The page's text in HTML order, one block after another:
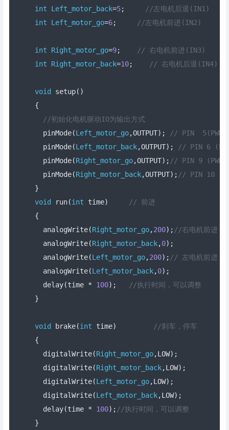
int
Left_motor_back=5;
//左电机后退(IN1)
int
Left_motor_go=6; //左电机前进(IN2)
int Right_motor_go=9;
// 右电机前进(IN3)
int
Right_motor_back=10; // 右电机后退(IN4)
void setup()
{
//初始化电机驱动IO为输出方式
  pinMode
(Left_motor_go,OUTPUT);
// PIN  5(PWM)
  pinMode
(Left_motor_back,OUTPUT);
// PIN 6
  pinMode
(Right_motor_go,OUTPUT); // PIN 9
  pinMode
(Right_motor_back,OUTPUT); // PIN 10
}
void
run(int time)
// 前进
{
  analogWrite
(Right_motor_go,200); //右电机前进，
  analogWrite
(Right_motor_back,0);
  analogWrite
(Left_motor_go,200); // 左电机前进，
  analogWrite
(Left_motor_back,0);
  delay
(time * 100);
//执行时间，可以调整
}
void brake(int time)
//刹车，停车
{
  digitalWrite
(Right_motor_go,LOW);
  digitalWrite
(Right_motor_back,LOW);
  digitalWrite
(Left_motor_go,LOW);
  digitalWrite
(Left_motor_back,LOW);
  delay
(time * 100); //执行时间，可以调整
}